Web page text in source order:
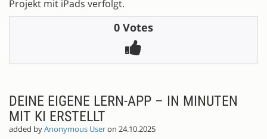
Projekt mit iPads verfolgt.
0 Votes
DEINE EIGENE LERN-APP – IN MINUTEN
MIT KI ERSTELLT
added byAnonymous Useron 24.10.2025